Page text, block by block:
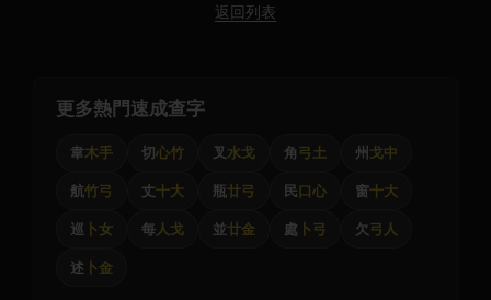
返回列表
更多熱門速成查字
韋木手 切心竹 叉 水戈 角弓土 州 戈中
航竹弓 丈十大 瓶廿弓 民口心 窗十大
巡 卜女 每人戈 並廿金 處 卜弓 欠弓人
述 卜金